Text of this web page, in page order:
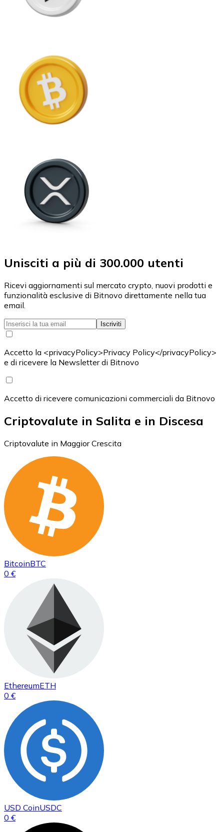
Unisciti a più di 300.000 utenti
Ricevi aggiornamenti sul mercato crypto, nuovi prodotti e
funzionalità esclusive di Bitnovo direttamente nella tua
email.
Iscriviti
Accetto la <privacyPolicy>Privacy Policy</privacyPolicy>
e di ricevere la Newsletter di Bitnovo
Accetto di ricevere comunicazioni commerciali da Bitnovo
Criptovalute in Salita e in Discesa
Criptovalute in Maggior Crescita
BitcoinBTC
0 €
EthereumETH
0 €
USD CoinUSDC
0 €